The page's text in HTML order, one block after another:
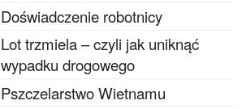
Doświadczenie robotnicy
Lot trzmiela – czyli jak uniknąć
wypadku drogowego
Pszczelarstwo Wietnamu